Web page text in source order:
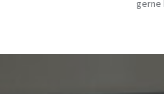
gerne